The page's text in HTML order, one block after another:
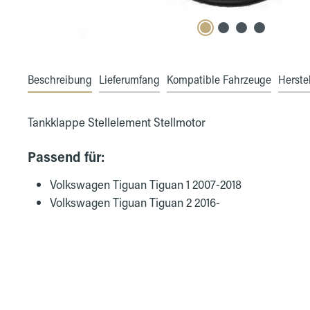
Beschreibung Lieferumfang Kompatible Fahrzeuge
Tankklappe Stellelement Stellmotor
Passend für:
Volkswagen Tiguan Tiguan 1 2007-2018
Volkswagen Tiguan Tiguan 2 2016-